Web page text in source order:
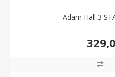
Adam Hall 3